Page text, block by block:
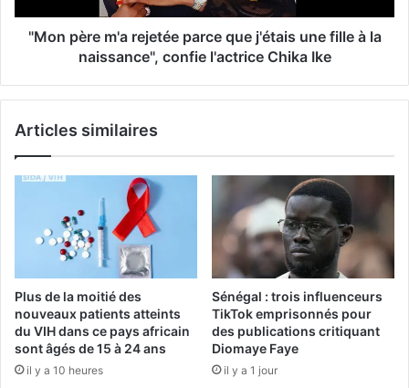
"Mon père m'a rejetée parce que j'étais une fille à la
naissance", confie l'actrice Chika Ike
Articles similaires
Plus de la moitié des
nouveaux patients atteints
du VIH dans ce pays africain
sont âgés de 15 à 24 ans
il y a 10 heures
Sénégal : trois influenceurs
TikTok emprisonnés pour
des publications critiquant
Diomaye Faye
il y a 1 jour